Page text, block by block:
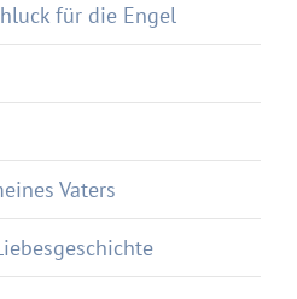
für die Engel
Vaters